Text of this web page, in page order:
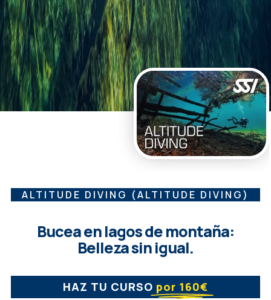
ALTITUDE DIVING (ALTITUDE DIVING)
Bucea en lagos de montaña:
Belleza sin igual.
HAZ TU CURSO por 160€